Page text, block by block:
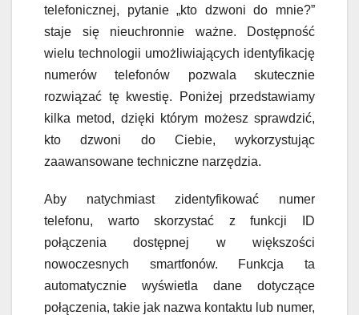
telefonicznej, pytanie „kto dzwoni do mnie?”
staje się nieuchronnie ważne. Dostępność
wielu technologii umożliwiających identyfikację
numerów telefonów pozwala skutecznie
rozwiązać tę kwestię. Poniżej przedstawiamy
kilka metod, dzięki którym możesz sprawdzić,
kto dzwoni do Ciebie, wykorzystując
zaawansowane techniczne narzędzia.
Aby natychmiast zidentyfikować numer
telefonu, warto skorzystać z funkcji ID
połączenia dostępnej w większości
nowoczesnych smartfonów. Funkcja ta
automatycznie wyświetla dane dotyczące
połączenia, takie jak nazwa kontaktu lub numer,